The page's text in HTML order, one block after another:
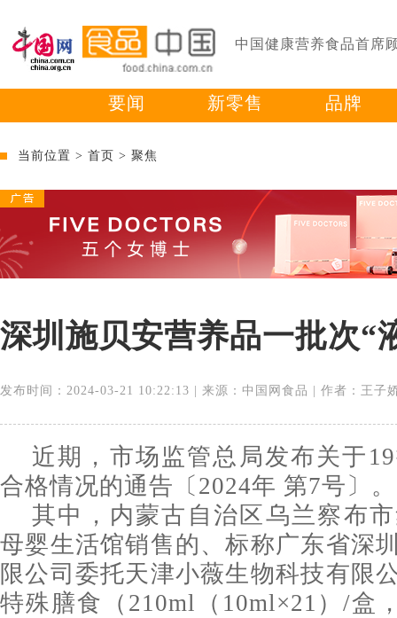
中国健康营养食品首席
要闻 新零售 品牌
当前位置 > 首页 > 聚焦
深圳施贝安营养品一批次“
发布时间：2024-03-21 10:22:13 | 来源：中国网食品 | 作者：王子
近期，市场监管总局发布关于
合格情况的通告〔2024年 第7号〕。
其中，内蒙古自治区乌兰察布
母婴生活馆销售的、标称广东省深
限公司委托天津小薇生物科技有限
特殊膳食（210ml（10ml×21）/盒